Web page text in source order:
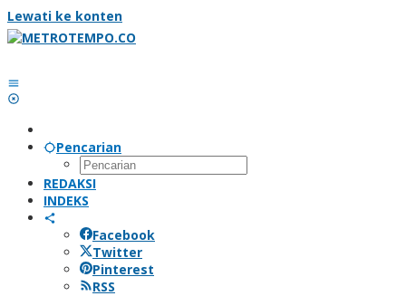
Lewati ke konten
Pencarian
REDAKSI
INDEKS
Facebook
Twitter
Pinterest
RSS